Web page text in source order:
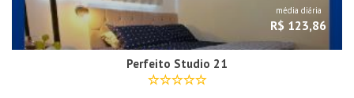
média diária
R$ 123,86
Perfeito Studio 21